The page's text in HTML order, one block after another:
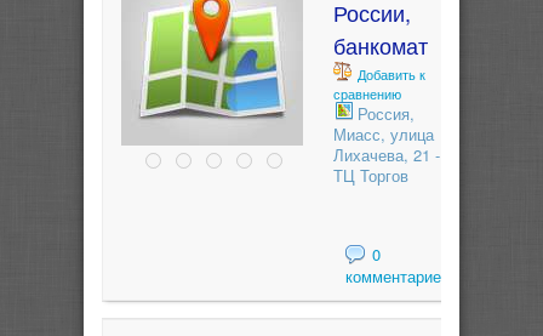
России,
банкомат
Добавить к
сравнению
Россия,
Миасс, улица
Лихачева, 21 -
ТЦ Торгов
0
комментариев